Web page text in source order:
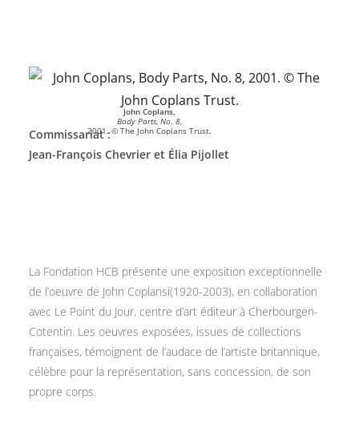
John Coplans,
Body Parts, No. 8,
2001. © The John Coplans Trust.
Commissariat :
Jean-François Chevrier et Élia Pijollet
La Fondation HCB présente une exposition exceptionnelle
de l’oeuvre de John Coplansí(1920-2003), en collaboration
avec Le Point du Jour, centre d’art éditeur à Cherbourgen-
Cotentin. Les oeuvres exposées, issues de collections
françaises, témoignent de l’audace de l’artiste britannique,
célèbre pour la représentation, sans concession, de son
propre corps.